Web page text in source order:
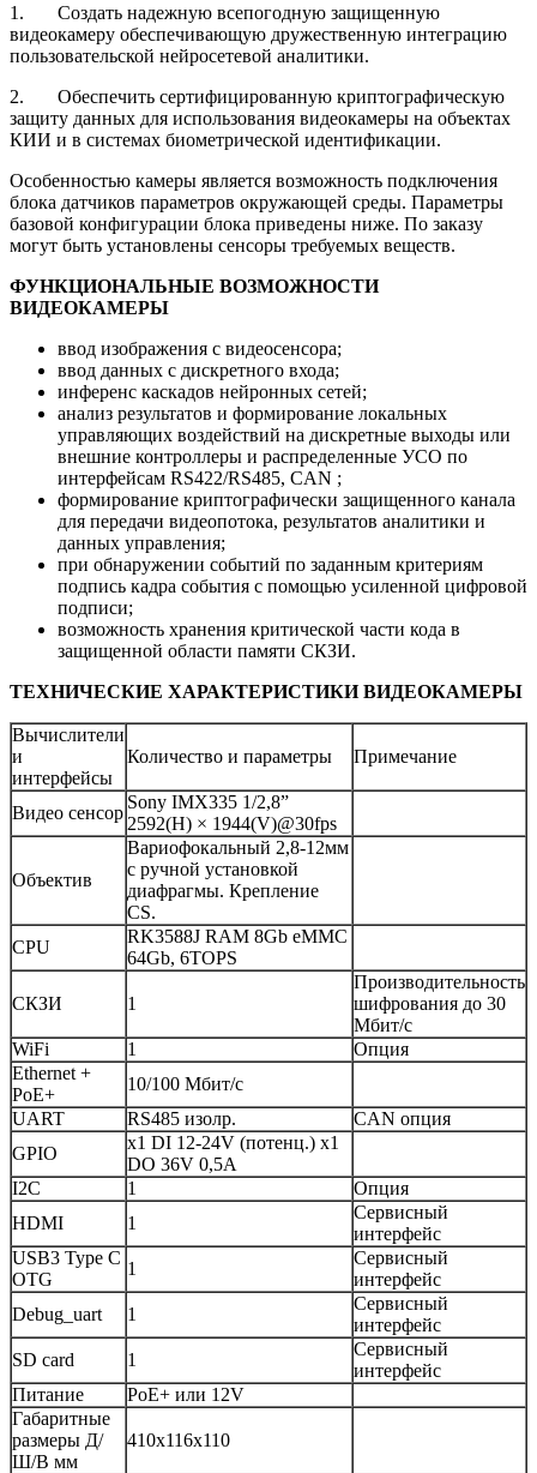
1. Создать надежную всепогодную защищенную
видеокамеру обеспечивающую дружественную интеграцию
пользовательской нейросетевой аналитики.
2. Обеспечить сертифицированную криптографическую
защиту данных для использования видеокамеры на объектах
КИИ и в системах биометрической идентификации.
Особенностью камеры является возможность подключения
блока датчиков параметров окружающей среды. Параметры
базовой конфигурации блока приведены ниже. По заказу
могут быть установлены сенсоры требуемых веществ.
ФУНКЦИОНАЛЬНЫЕ ВОЗМОЖНОСТИ
ВИДЕОКАМЕРЫ
ввод изображения с видеосенсора;
ввод данных с дискретного входа;
инференс каскадов нейронных сетей;
анализ результатов и формирование локальных
управляющих воздействий на дискретные выходы или
внешние контроллеры и распределенные УСО по
интерфейсам RS422/RS485, CAN ;
формирование криптографически защищенного канала
для передачи видеопотока, результатов аналитики и
данных управления;
при обнаружении событий по заданным критериям
подпись кадра события с помощью усиленной цифровой
подписи;
возможность хранения критической части кода в
защищенной области памяти СКЗИ.
ТЕХНИЧЕСКИЕ ХАРАКТЕРИСТИКИ ВИДЕОКАМЕРЫ
Вычислители
и
интерфейсы
Количество и параметры Примечание
Видео сенсор
Sony IMX335 1/2,8”
2592(H) × 1944(V)@30fps
Объектив
Вариофокальный 2,8-12мм
с ручной установкой
диафрагмы. Крепление
CS.
CPU
RK3588J RAM 8Gb eMMC
64Gb, 6TOPS
СКЗИ 1
Производительность
шифрования до 30
Мбит/с
WiFi
1
Опция
Ethernet +
PoE+
10/100 Мбит/с
UART
RS485 изолр.
CAN опция
GPIO
x1 DI 12-24V (потенц.) x1
DO 36V 0,5A
I2C
1
Опция
HDMI
1
Сервисный
интерфейс
USB3 Type C
OTG
1
Сервисный
интерфейс
Debug_uart
1
Сервисный
интерфейс
SD card
1
Сервисный
интерфейс
Питание
PoE+ или 12V
Габаритные
размеры Д/
Ш/В мм
410x116x110